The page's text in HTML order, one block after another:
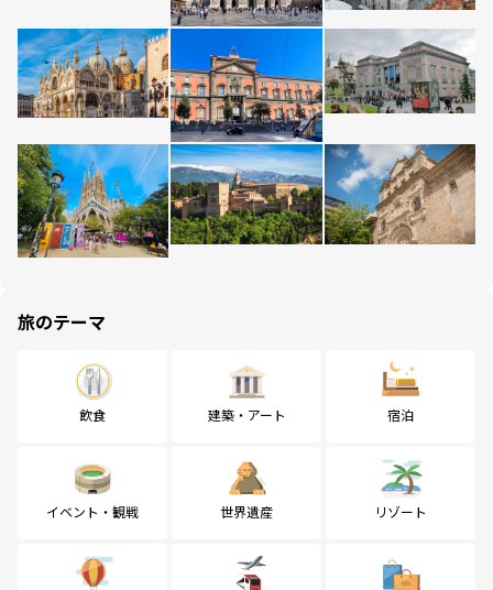
旅のテーマ
飲食 建築・アート 宿泊
イベント・観戦 世界遺産 リゾート